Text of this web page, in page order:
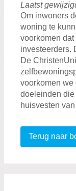
Laatst
Om inwoners
woning te
voorkomen
investeerders.
De
voorkomen we
doeleinden
huisvesten
Terug naar